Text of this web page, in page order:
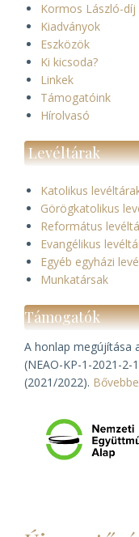
Kormos László-díj
Kiadványok
Eszközök
Ki kicsoda?
Linkek
Támogatóink
Hírolvasó
Levéltárak
Katolikus
Görögkatolikus
Református
Evangélikus
Egyéb egyházi
Munkatársak
Támogatók
A honlap megújítása
(NEAO-KP-1-2021-
(2021/2022).